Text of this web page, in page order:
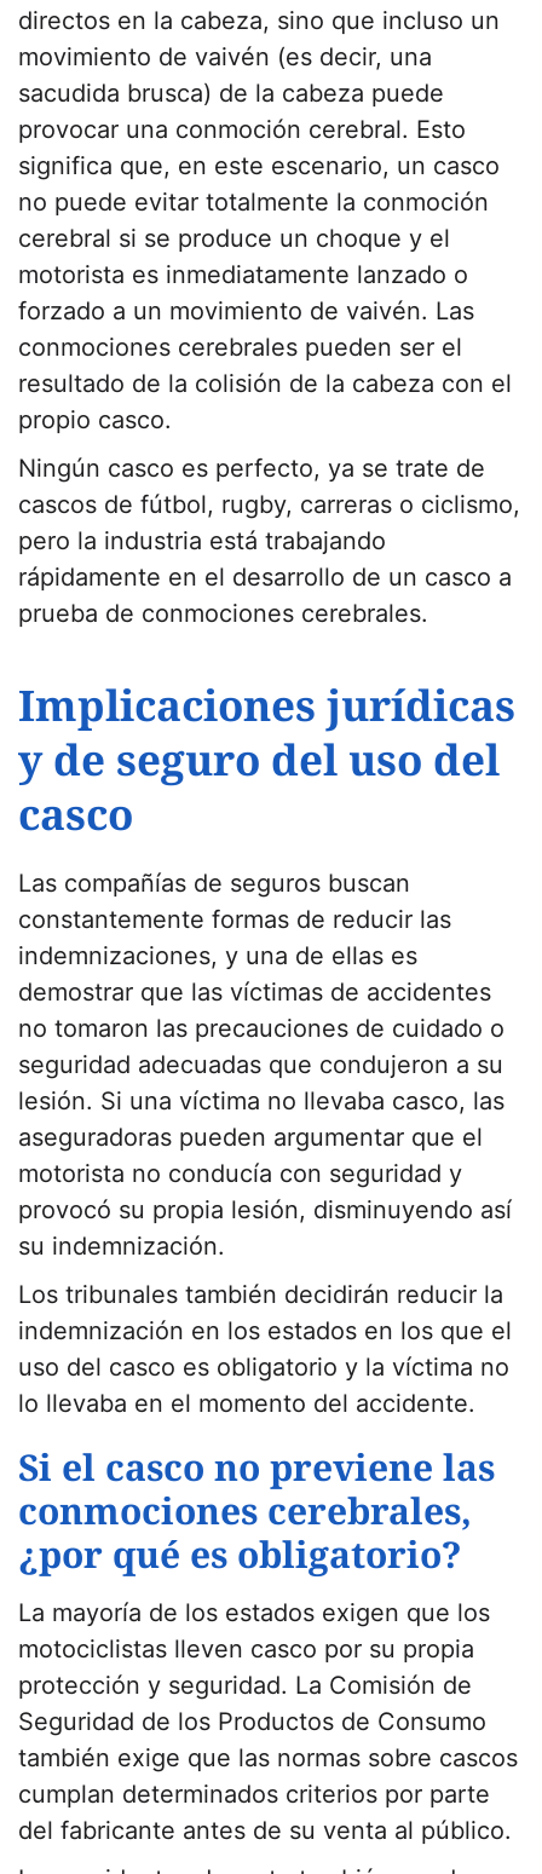
directos en la cabeza, sino que incluso un
movimiento de vaivén (es decir, una
sacudida brusca) de la cabeza puede
provocar una conmoción cerebral. Esto
significa que, en este escenario, un casco
no puede evitar totalmente la conmoción
cerebral si se produce un choque y el
motorista es inmediatamente lanzado o
forzado a un movimiento de vaivén. Las
conmociones cerebrales pueden ser el
resultado de la colisión de la cabeza con el
propio casco.
Ningún casco es perfecto, ya se trate de
cascos de fútbol, rugby, carreras o ciclismo,
pero la industria está trabajando
rápidamente en el desarrollo de un casco a
prueba de conmociones cerebrales.
Implicaciones jurídicas
y de seguro del uso del
casco
Las compañías de seguros buscan
constantemente formas de reducir las
indemnizaciones, y una de ellas es
demostrar que las víctimas de accidentes
no tomaron las precauciones de cuidado o
seguridad adecuadas que condujeron a su
lesión. Si una víctima no llevaba casco, las
aseguradoras pueden argumentar que el
motorista no conducía con seguridad y
provocó su propia lesión, disminuyendo así
su indemnización.
Los tribunales también decidirán reducir la
indemnización en los estados en los que el
uso del casco es obligatorio y la víctima no
lo llevaba en el momento del accidente.
Si el casco no previene las
conmociones cerebrales,
¿por qué es obligatorio?
La mayoría de los estados exigen que los
motociclistas lleven casco por su propia
protección y seguridad. La Comisión de
Seguridad de los Productos de Consumo
también exige que las normas sobre cascos
cumplan determinados criterios por parte
del fabricante antes de su venta al público.